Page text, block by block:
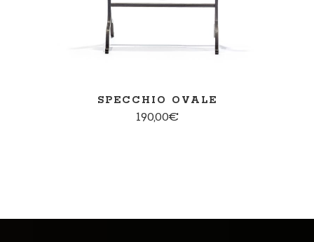
SPECCHIO OVALE
190,00€